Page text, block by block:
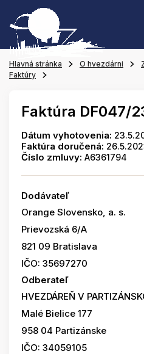
Hlavná stránka O hvezdárni
Faktúry
Faktúra DF047/
Dátum vyhotovenia:
Faktúra doručená:
Číslo zmluvy: A6361794
Dodávateľ
Orange Slovensko, a. s.
Prievozská 6/A
821 09 Bratislava
IČO: 35697270
Odberateľ
HVEZDÁREŇ V
Malé Bielice 177
958 04 Partizánske
IČO: 34059105